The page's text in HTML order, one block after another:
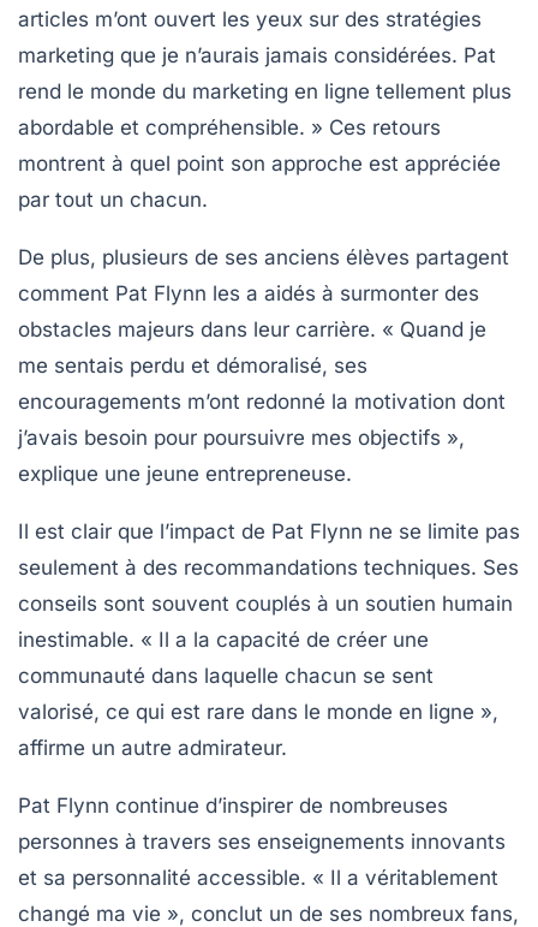
articles m’ont ouvert les yeux sur des stratégies
marketing que je n’aurais jamais considérées. Pat
rend le monde du marketing en ligne tellement plus
abordable et compréhensible. » Ces retours
montrent à quel point son approche est appréciée
par tout un chacun.
De plus, plusieurs de ses anciens élèves partagent
comment Pat Flynn les a aidés à surmonter des
obstacles majeurs dans leur carrière. « Quand je
me sentais perdu et démoralisé, ses
encouragements m’ont redonné la motivation dont
j’avais besoin pour poursuivre mes objectifs »,
explique une jeune entrepreneuse.
Il est clair que l’impact de Pat Flynn ne se limite pas
seulement à des recommandations techniques. Ses
conseils sont souvent couplés à un soutien humain
inestimable. « Il a la capacité de créer une
communauté dans laquelle chacun se sent
valorisé, ce qui est rare dans le monde en ligne »,
affirme un autre admirateur.
Pat Flynn continue d’inspirer de nombreuses
personnes à travers ses enseignements innovants
et sa personnalité accessible. « Il a véritablement
changé ma vie », conclut un de ses nombreux fans,